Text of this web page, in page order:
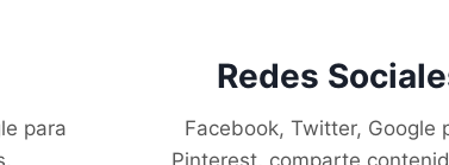
para
Redes
Facebook, Twitter, Google
Pinterest, comparte